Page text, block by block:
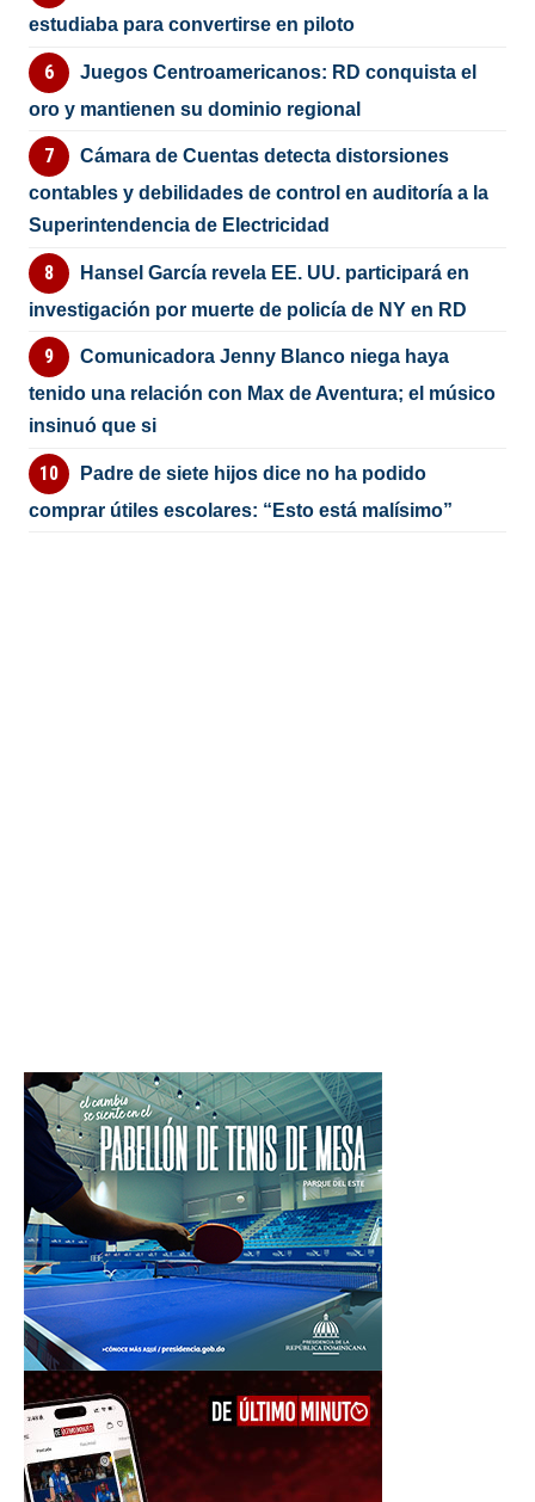
estudiaba para convertirse en piloto
Juegos Centroamericanos: RD conquista el
oro y mantienen su dominio regional
Cámara de Cuentas detecta distorsiones
contables y debilidades de control en auditoría a la
Superintendencia de Electricidad
Hansel García revela EE. UU. participará en
investigación por muerte de policía de NY en RD
Comunicadora Jenny Blanco niega haya
tenido una relación con Max de Aventura; el músico
insinuó que si
Padre de siete hijos dice no ha podido
comprar útiles escolares: “Esto está malísimo”